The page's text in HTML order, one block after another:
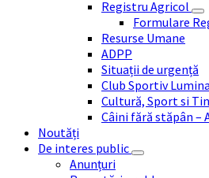
Registru Agricol
Formulare
Resurse Umane
ADPP
Situații de urgență
Club Sportiv Lumina
Cultură, Sport si
Câini fără stăpân –
Noutăți
De interes public
Anunțuri